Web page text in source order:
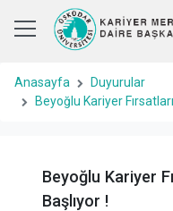
Anasayfa
Duyurular
Beyoğlu Kariyer
Beyoğlu Kariyer
Başlıyor !